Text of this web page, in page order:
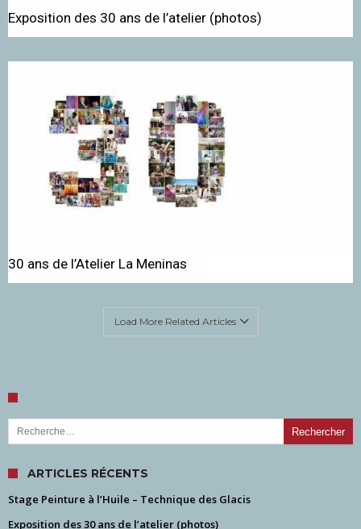
Exposition des 30 ans de l’atelier (photos)
30 ans de l’Atelier La Meninas
Load More Related Articles
Rechercher :
ARTICLES RÉCENTS
Stage Peinture à l’Huile – Technique des Glacis
Exposition des 30 ans de l’atelier (photos)